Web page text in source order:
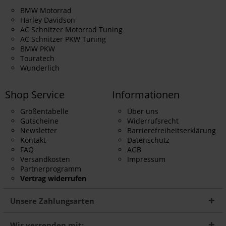
BMW Motorrad
Harley Davidson
AC Schnitzer Motorrad Tuning
AC Schnitzer PKW Tuning
BMW PKW
Touratech
Wunderlich
Shop Service
Größentabelle
Gutscheine
Newsletter
Kontakt
FAQ
Versandkosten
Partnerprogramm
Vertrag widerrufen
Informationen
Über uns
Widerrufsrecht
Barrierefreiheitserklärung
Datenschutz
AGB
Impressum
Unsere Zahlungsarten